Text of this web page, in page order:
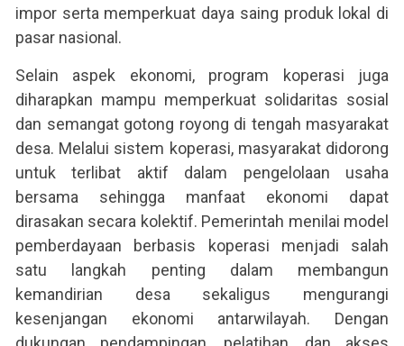
impor serta memperkuat daya saing produk lokal di
pasar nasional.
Selain aspek ekonomi, program koperasi juga
diharapkan mampu memperkuat solidaritas sosial
dan semangat gotong royong di tengah masyarakat
desa. Melalui sistem koperasi, masyarakat didorong
untuk terlibat aktif dalam pengelolaan usaha
bersama sehingga manfaat ekonomi dapat
dirasakan secara kolektif. Pemerintah menilai model
pemberdayaan berbasis koperasi menjadi salah
satu langkah penting dalam membangun
kemandirian desa sekaligus mengurangi
kesenjangan ekonomi antarwilayah. Dengan